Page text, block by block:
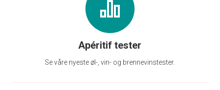
Apéritif tester
Se våre nyeste øl-, vin- og brennevinstester.